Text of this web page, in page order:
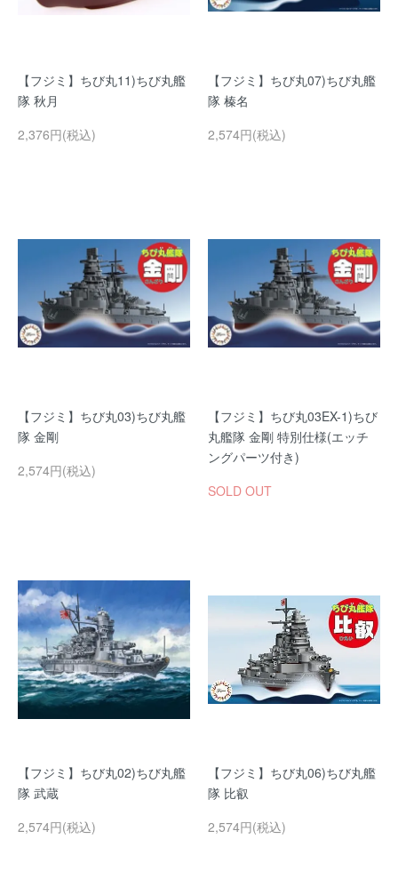
【フジミ】ちび丸11)ちび丸艦
隊 秋月
2,376円(税込)
【フジミ】ちび丸07)ちび丸艦
隊 榛名
2,574円(税込)
【フジミ】ちび丸03)ちび丸艦
隊 金剛
2,574円(税込)
【フジミ】ちび丸03EX-1)ちび
丸艦隊 金剛 特別仕様(エッチ
ングパーツ付き)
SOLD OUT
【フジミ】ちび丸02)ちび丸艦
隊 武蔵
2,574円(税込)
【フジミ】ちび丸06)ちび丸艦
隊 比叡
2,574円(税込)